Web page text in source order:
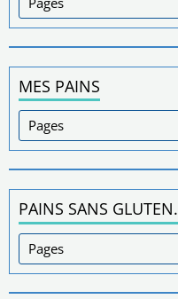
MES PAINS
PAINS SANS GLUTEN.